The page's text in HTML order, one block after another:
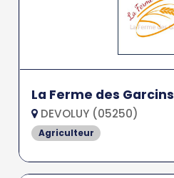
La Ferme des Garcins
DEVOLUY (05250)
Agriculteur